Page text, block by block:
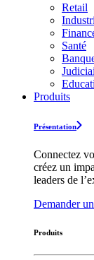
Retail
Santé
Produits
Présentation
Connectez
créez un
leaders de
Demander
Produits